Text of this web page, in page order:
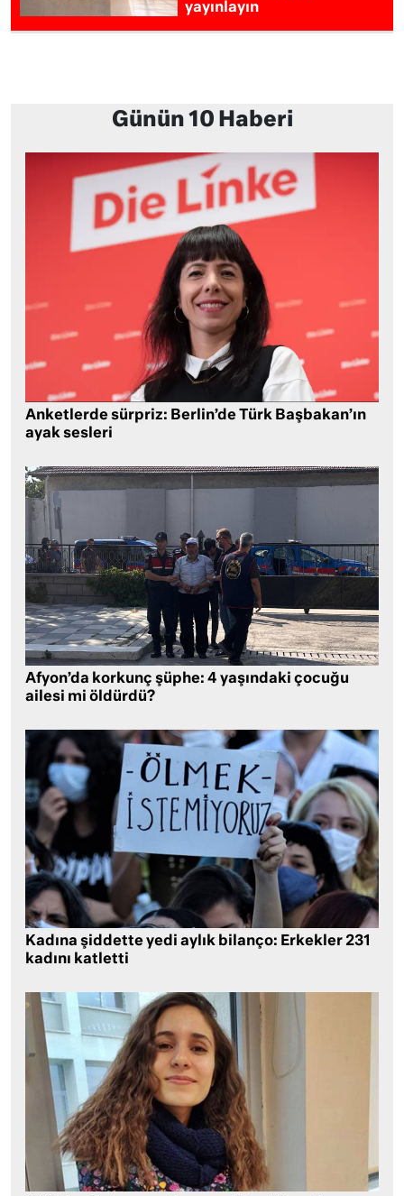
yayınlayın
Günün 10 Haberi
Anketlerde sürpriz: Berlin’de Türk Başbakan’ın
ayak sesleri
Afyon’da korkunç şüphe: 4 yaşındaki çocuğu
ailesi mi öldürdü?
Kadına şiddette yedi aylık bilanço: Erkekler 231
kadını katletti